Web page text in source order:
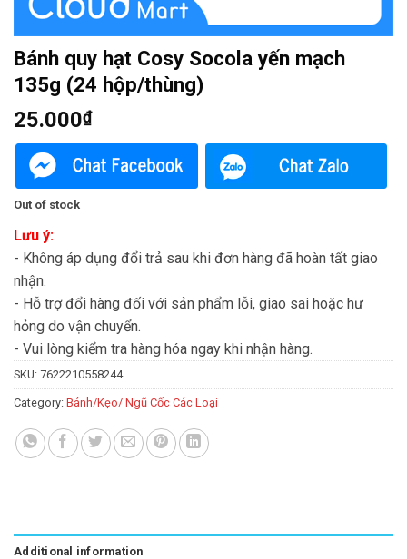
Bánh quy hạt Cosy Socola yến mạch
135g (24 hộp/thùng)
25.000₫
Out of stock
Lưu ý:
- Không áp dụng đổi trả sau khi đơn hàng đã hoàn tất giao
nhận.
- Hỗ trợ đổi hàng đối với sản phẩm lỗi, giao sai hoặc hư
hỏng do vận chuyển.
- Vui lòng kiểm tra hàng hóa ngay khi nhận hàng.
SKU: 7622210558244
Category: Bánh/Kẹo/ Ngũ Cốc Các Loại
Additional information